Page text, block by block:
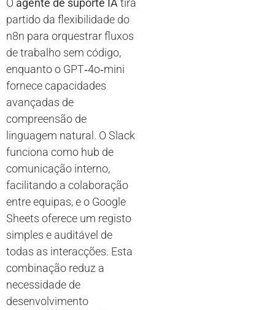
partido da flexibilidade do
n8n para orquestrar fluxos
de trabalho sem código,
enquanto o GPT‑4o‑mini
fornece capacidades
avançadas de
compreensão de
linguagem natural. O Slack
funciona como hub de
comunicação interno,
facilitando a colaboração
entre equipas, e o Google
Sheets oferece um registo
simples e auditável de
todas as interacções. Esta
combinação reduz a
necessidade de
desenvolvimento